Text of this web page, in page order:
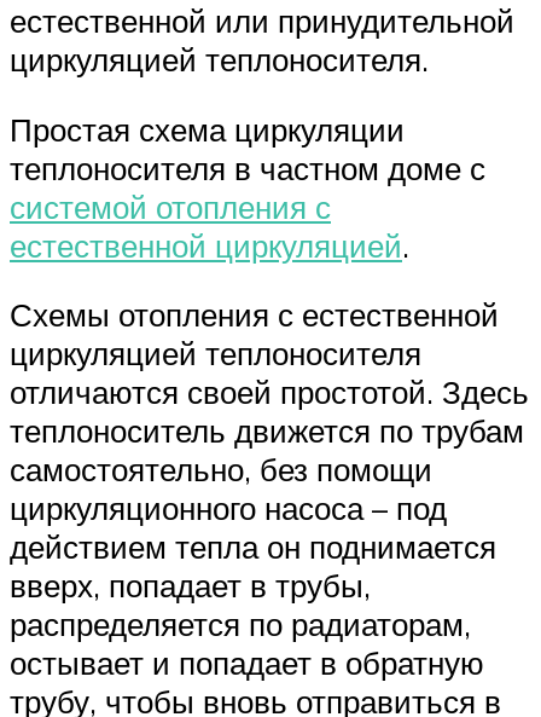
естественной или принудительной
циркуляцией теплоносителя.
Простая схема циркуляции
теплоносителя в частном доме с
системой отопления с
естественной циркуляцией.
Схемы отопления с естественной
циркуляцией теплоносителя
отличаются своей простотой. Здесь
теплоноситель движется по трубам
самостоятельно, без помощи
циркуляционного насоса – под
действием тепла он поднимается
вверх, попадает в трубы,
распределяется по радиаторам,
остывает и попадает в обратную
трубу, чтобы вновь отправиться в